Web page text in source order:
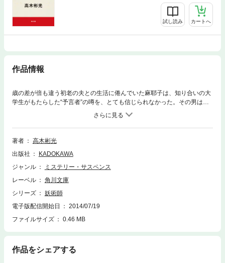
試し読み カートへ
作品情報
歳の差が倍も違う初老の夫との生活に倦んでいた麻耶子は、知り合いの大
学生がもたらした“予言者”の噂を、とても信じられなかった。その男は人
を喰ったような態度で「人間なんて名前など必要ない。顔を見ただけで、
運命がわかる」と豪語し、麻耶子の現在・過去をズバリ言い当てたの
だ……。科学の力では説明できない神秘現象に巻き込まれ、煩悩の虜にな
った若い人妻の怪！ 本格推理傑作集。
著者
高木彬光
出版社
KADOKAWA
ジャンル
ミステリー・サスペンス
レーベル
角川文庫
シリーズ
妖術師
電子版配信開始日
2014/07/19
ファイルサイズ
0.46 MB
作品をシェアする